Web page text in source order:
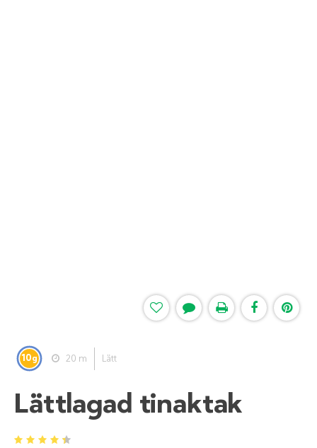
10g 20 m Lätt
Lättlagad tinaktak
1 2 3 4 5